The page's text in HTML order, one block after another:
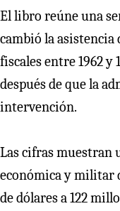
El libro reúne una
cambió la asistencia
fiscales entre 1962 y
después de que la
intervención.
Las cifras muestran
económica y militar
de dólares a 122